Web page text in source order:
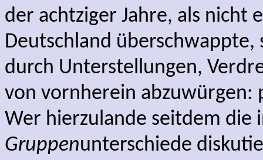
der achtziger Jahre, als nicht
Deutschland
durch Unterstellungen,
von vornherein abzuwürgen:
Wer hierzulande seitdem die
Gruppenunterschiede